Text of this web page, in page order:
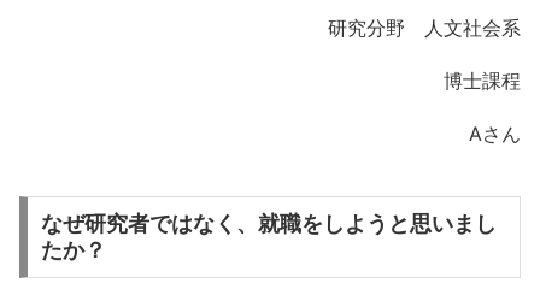
研究分野 人文社会系
博士課程
Aさん
なぜ研究者ではなく、就職をしようと思いまし
たか？